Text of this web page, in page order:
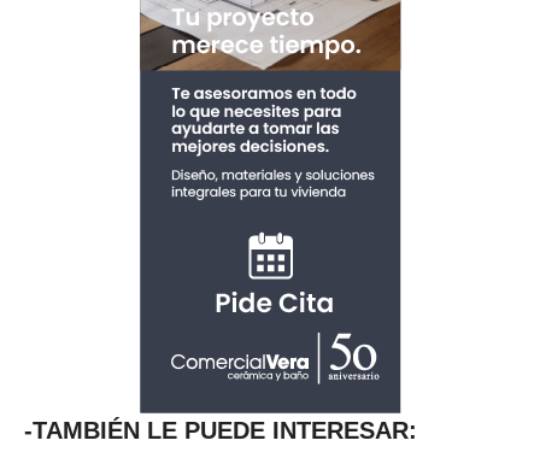
-TAMBIÉN LE PUEDE INTERESAR: